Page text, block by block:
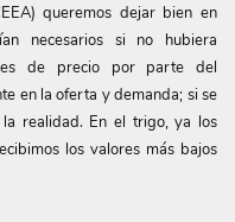
queremos dejar bien en
necesarios si no hubiera
de precio por parte del
en la oferta y demanda; si se
realidad. En el trigo, ya los
los valores más bajos